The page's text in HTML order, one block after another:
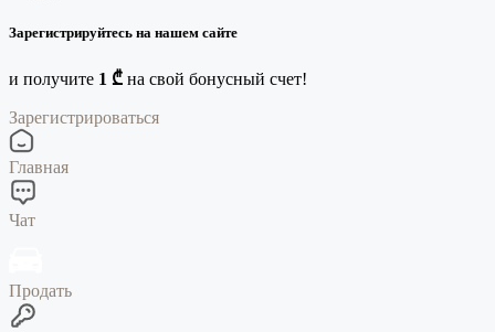
Зарегистрируйтесь на нашем сайте
и получите 1 ₾ на свой бонусный счет!
Зарегистрироваться
Главная
Чат
Продать